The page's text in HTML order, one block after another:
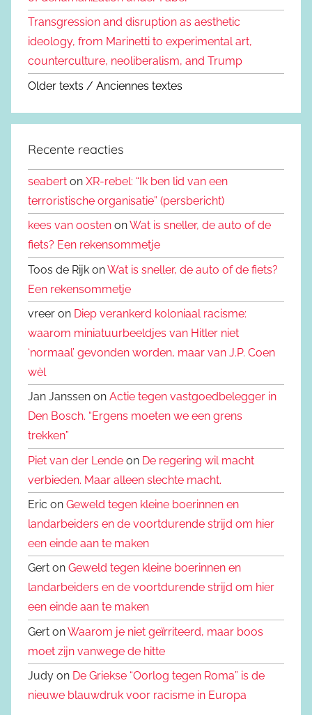
Transgression and disruption as aesthetic
ideology, from Marinetti to experimental art,
counterculture, neoliberalism, and Trump
Older texts / Anciennes textes
Recente reacties
seabert on XR-rebel: “Ik ben lid van een
terroristische organisatie” (persbericht)
kees van oosten onWat is sneller, de auto of de
fiets? Een rekensommetje
Toos de Rijk onWat is sneller, de auto of de fiets?
Een rekensommetje
vreer on Diep verankerd koloniaal racisme:
waarom miniatuurbeeldjes van Hitler niet
‘normaal’ gevonden worden, maar van J.P. Coen
wèl
Jan Janssen on Actie tegen vastgoedbelegger in
Den Bosch. “Ergens moeten we een grens
trekken”
Piet van der Lende on De regering wil macht
verbieden. Maar alleen slechte macht.
Eric on Geweld tegen kleine boerinnen en
landarbeiders en de voortdurende strijd om hier
een einde aan te maken
Gert on Geweld tegen kleine boerinnen en
landarbeiders en de voortdurende strijd om hier
een einde aan te maken
Gert onWaarom je niet geïrriteerd, maar boos
moet zijn vanwege de hitte
Judy on De Griekse “Oorlog tegen Roma” is de
nieuwe blauwdruk voor racisme in Europa